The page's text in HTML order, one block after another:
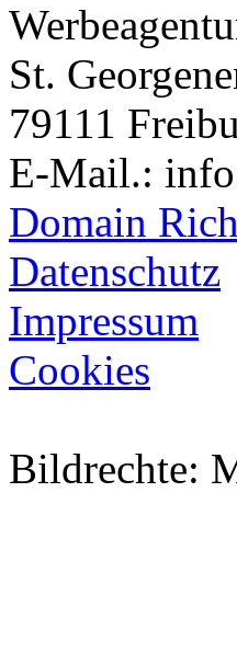
St.
79111
E-Mail.:
Domain
Datenschutz
Impressum
Cookies
Bildrechte: